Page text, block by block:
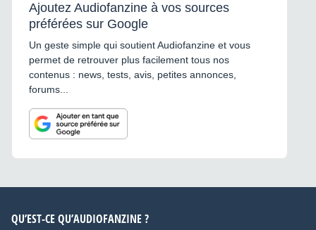
Ajoutez Audiofanzine à vos sources
préférées sur Google
Un geste simple qui soutient Audiofanzine et vous
permet de retrouver plus facilement tous nos
contenus : news, tests, avis, petites annonces,
forums...
QU’EST-CE QU’AUDIOFANZINE ?